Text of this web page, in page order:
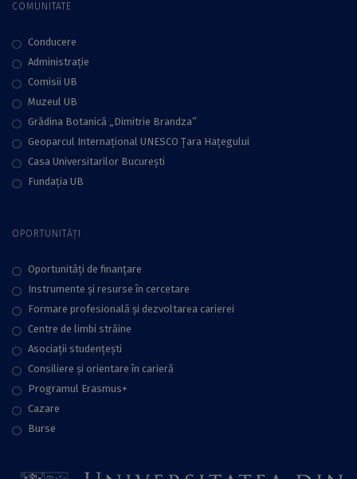
COMUNITATE
Conducere
Administraţie
Comisii UB
Muzeul UB
Grădina Botanică „Dimitrie Brandza”
Geoparcul Internațional UNESCO Țara Hațegului
Casa Universitarilor București
Fundaţia UB
OPORTUNITĂȚI
Oportunități de finanțare
Instrumente și resurse în cercetare
Formare profesională și dezvoltarea carierei
Centre de limbi străine
Asociații studențești
Consiliere şi orientare în carieră
Programul Erasmus+
Cazare
Burse